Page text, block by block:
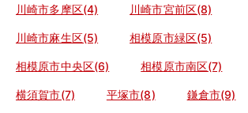
川崎市多摩区(4) 川崎市宮前区(8)
川崎市麻生区(5) 相模原市緑区(5)
相模原市中央区(6) 相模原市南区(7)
横須賀市(7) 平塚市(8) 鎌倉市(9)